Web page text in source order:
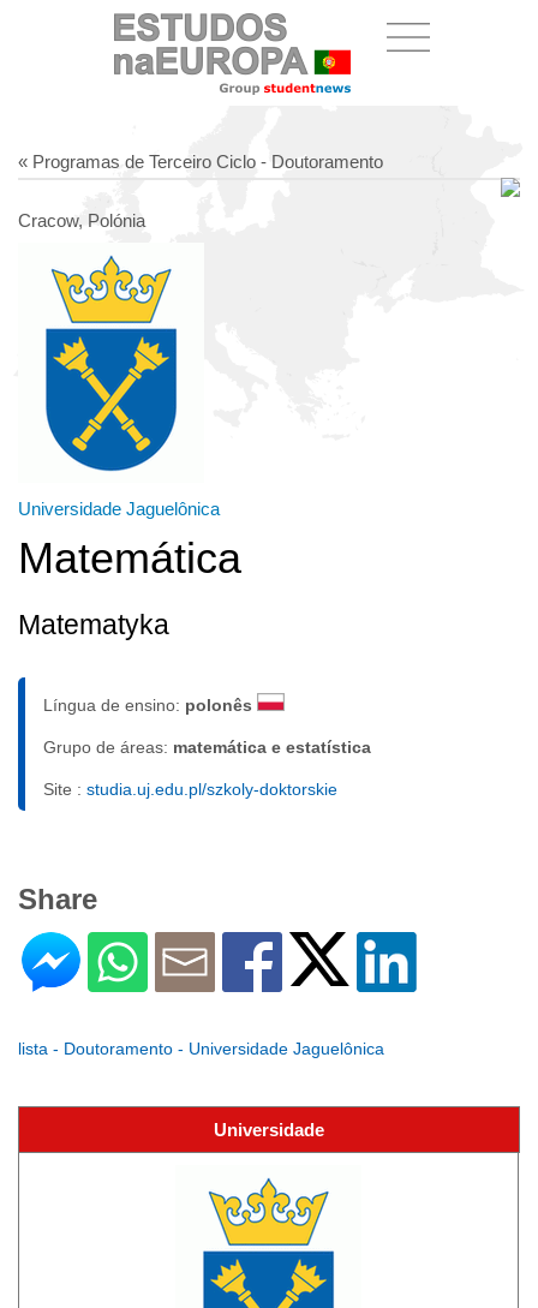
« Programas de Terceiro Ciclo - Doutoramento
Cracow, Polónia
Universidade Jaguelônica
Matemática
Matematyka
Língua de ensino: polonês
Grupo de áreas: matemática e estatística
Site : studia.uj.edu.pl/szkoly-doktorskie
Share
lista - Doutoramento - Universidade Jaguelônica
Universidade